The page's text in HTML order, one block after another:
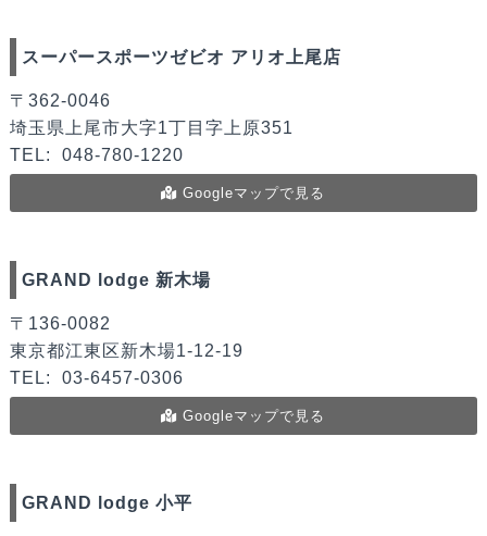
スーパースポーツゼビオ アリオ上尾店
〒362-0046
埼玉県上尾市大字1丁目字上原351
TEL:
048-780-1220
Googleマップで見る
GRAND lodge 新木場
〒136-0082
東京都江東区新木場1-12-19
TEL:
03-6457-0306
Googleマップで見る
GRAND lodge 小平